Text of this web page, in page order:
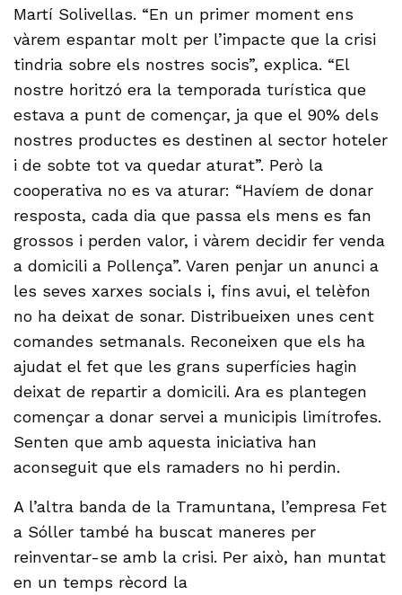
Martí Solivellas. “En un primer moment ens
vàrem espantar molt per l’impacte que la crisi
tindria sobre els nostres socis”, explica. “El
nostre horitzó era la temporada turística que
estava a punt de començar, ja que el 90% dels
nostres productes es destinen al sector hoteler
i de sobte tot va quedar aturat”. Però la
cooperativa no es va aturar: “Havíem de donar
resposta, cada dia que passa els mens es fan
grossos i perden valor, i vàrem decidir fer venda
a domicili a Pollença”. Varen penjar un anunci a
les seves xarxes socials i, fins avui, el telèfon
no ha deixat de sonar. Distribueixen unes cent
comandes setmanals. Reconeixen que els ha
ajudat el fet que les grans superfícies hagin
deixat de repartir a domicili. Ara es plantegen
començar a donar servei a municipis limítrofes.
Senten que amb aquesta iniciativa han
aconseguit que els ramaders no hi perdin.
A l’altra banda de la Tramuntana, l’empresa Fet
a Sóller també ha buscat maneres per
reinventar-se amb la crisi. Per això, han muntat
en un temps rècord la